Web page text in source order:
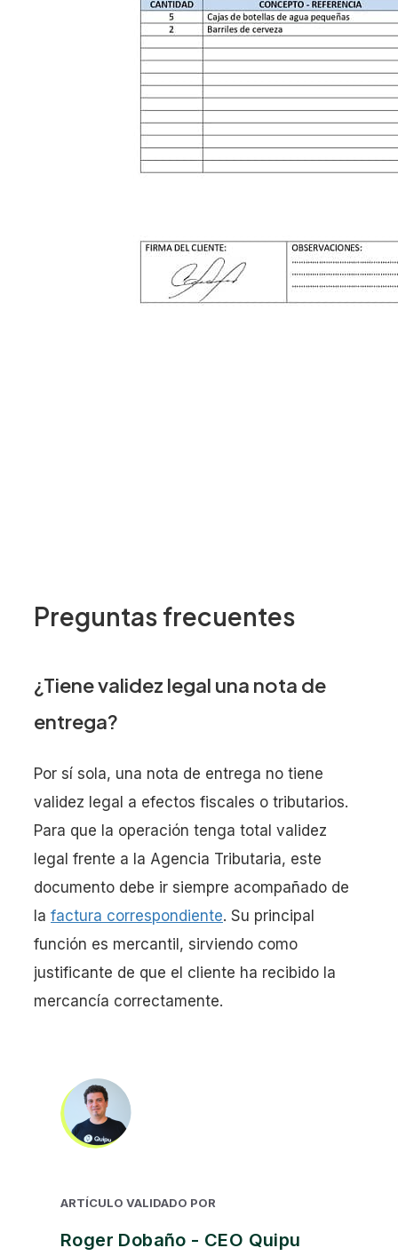
Preguntas frecuentes
¿Tiene validez legal una nota de
entrega?
Por sí sola, una nota de entrega no tiene
validez legal a efectos fiscales o tributarios.
Para que la operación tenga total validez
legal frente a la Agencia Tributaria, este
documento debe ir siempre acompañado de
la factura correspondiente. Su principal
función es mercantil, sirviendo como
justificante de que el cliente ha recibido la
mercancía correctamente.
ARTÍCULO VALIDADO POR
Roger Dobaño - CEO Quipu